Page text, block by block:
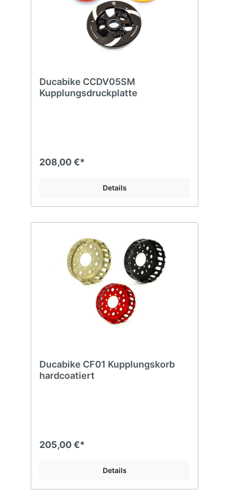
Ducabike CCDV05SM
Kupplungsdruckplatte
208,00 €*
Details
Ducabike CF01 Kupplungskorb
hardcoatiert
205,00 €*
Details